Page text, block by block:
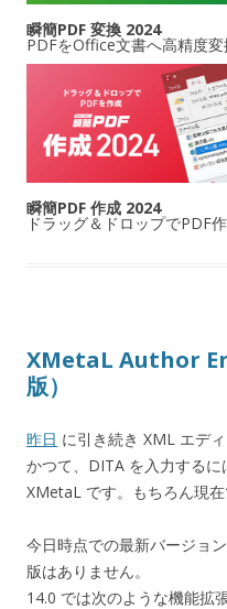
瞬簡PDF 変換 2024
PDFをOffice文書へ高精度
瞬簡PDF 作成 2024
ドラッグ＆ドロップでPDF
XMetaL Author
版）
昨日 に引き続き XML エディ
かつて、DITA を入力する
XMetaL です。もちろん現
今日時点での最新バージョ
版はありません。
14.0 では次のような機能拡